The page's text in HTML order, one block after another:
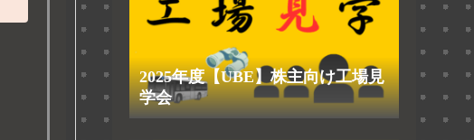
2025年度【UBE】株主向け工場見
学会